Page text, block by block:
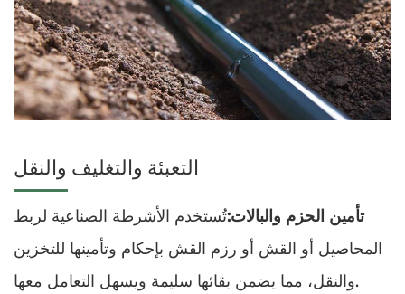
التعبئة والتغليف والنقل
تأمين الحزم والبالات:تُستخدم الأشرطة الصناعية لربط
المحاصيل أو القش أو رزم القش بإحكام وتأمينها للتخزين
والنقل، مما يضمن بقائها سليمة ويسهل التعامل معها.